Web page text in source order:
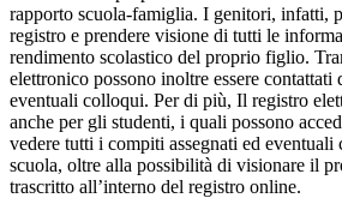
rapporto scuola-famiglia. I genitori, infatti,
registro e prendere visione di tutti le
rendimento scolastico del proprio figlio.
elettronico possono inoltre essere contattati
eventuali colloqui. Per di più, Il registro
anche per gli studenti, i quali possono
vedere tutti i compiti assegnati ed eventuali
scuola, oltre alla possibilità di visionare il
trascritto all’interno del registro online.